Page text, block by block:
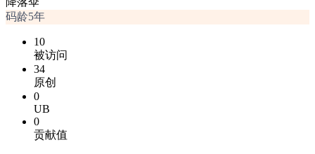
码龄5年
10
被访问
34
原创
0
UB
0
贡献值